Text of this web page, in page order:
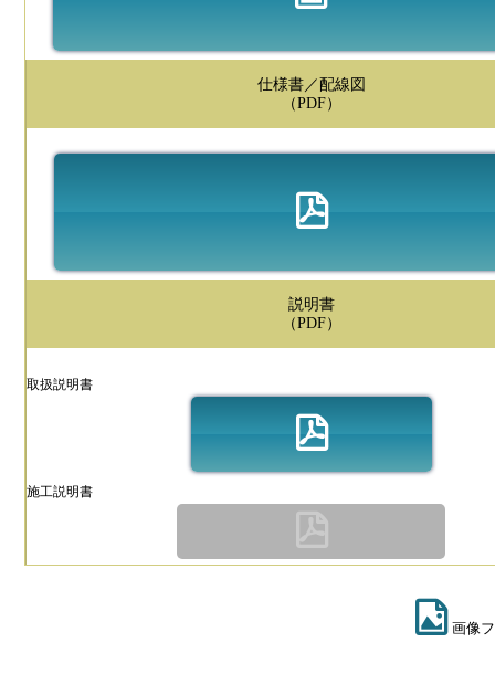
仕様書／配線図
（PDF）
説明書
（PDF）
取扱説明書
施工説明書
画像